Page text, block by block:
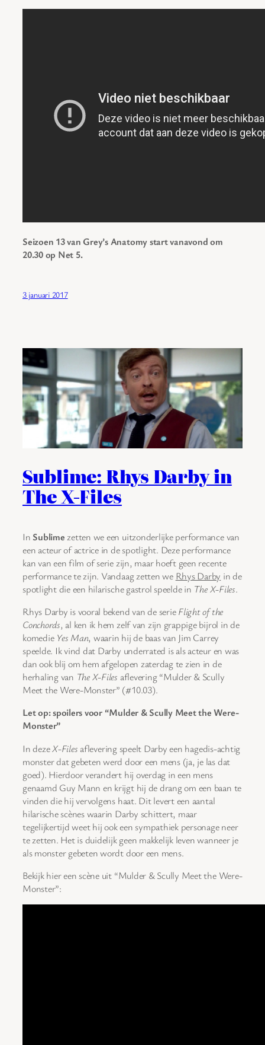
Seizoen 13 van Grey’s Anatomy start vanavond om
20.30 op Net 5.
3 januari 2017
Sublime: Rhys Darby in
The X-Files
In Sublimezetten we een uitzonderlijke performance van
een acteur of actrice in de spotlight. Deze performance
kan van een film of serie zijn, maar hoeft geen recente
performance te zijn. Vandaag zetten we Rhys Darby in de
spotlight die een hilarische gastrol speelde in The X-Files.
Rhys Darby is vooral bekend van de serieFlight of the
Conchords, al ken ik hem zelf van zijn grappige bijrol in de
komedie Yes Man, waarin hij de baas van Jim Carrey
speelde. Ik vind dat Darby underrated is als acteur en was
dan ook blij om hem afgelopen zaterdag te zien in de
herhaling van The X-Files aflevering “Mulder & Scully
Meet the Were-Monster” (#10.03).
Let op: spoilers voor “Mulder & Scully Meet the Were-
Monster”
In dezeX-Files aflevering speelt Darby een hagedis-achtig
monster dat gebeten werd door een mens (ja, je las dat
goed). Hierdoor verandert hij overdag in een mens
genaamd Guy Mann en krijgt hij de drang om een baan te
vinden die hij vervolgens haat. Dit levert een aantal
hilarische scènes waarin Darby schittert, maar
tegelijkertijd weet hij ook een sympathiek personage neer
te zetten. Het is duidelijk geen makkelijk leven wanneer je
als monster gebeten wordt door een mens.
Bekijk hier een scène uit “Mulder & Scully Meet the Were-
Monster”: